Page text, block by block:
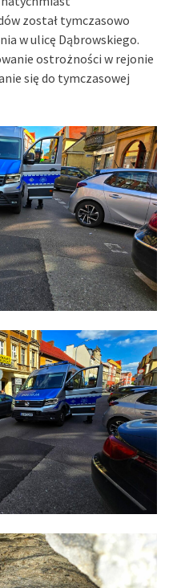
został tymczasowo
w ulicę Dąbrowskiego.
ostrożności w rejonie
się do tymczasowej